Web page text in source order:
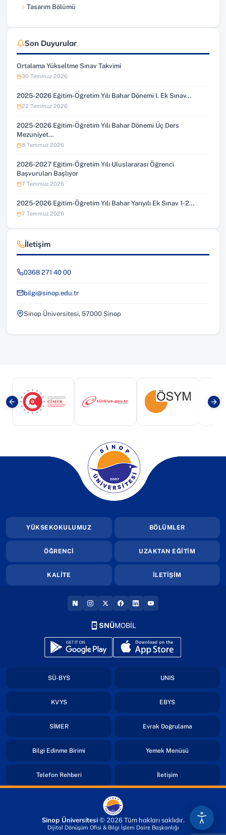
Tasarım Bölümü
Son Duyurular
Ortalama Yükseltme Sınav Takvimi
30 Temmuz 2026
2025-2026 Eğitim-Öğretim Yılı Bahar Dönemi I. Ek Sınav…
22 Temmuz 2026
2025-2026 Eğitim-Öğretim Yılı Bahar Dönemi Üç Ders
Mezuniyet…
8 Temmuz 2026
2026-2027 Eğitim-Öğretim Yılı Uluslararası Öğrenci
Başvuruları Başlıyor
7 Temmuz 2026
2025-2026 Eğitim-Öğretim Yılı Bahar Yarıyılı Ek Sınav 1-2…
7 Temmuz 2026
İletişim
0368 271 40 00
bilgi@sinop.edu.tr
Sinop Üniversitesi, 57000 Sinop
(yeni sekmede açılır)(yeni sekmede açılır)(yeni sekmede
(yeni sekmede açılır)
YÜKSEKOKULUMUZ BÖLÜMLER
ÖĞRENCİ UZAKTAN EĞİTİM
KALİTE İLETİŞİM
(YENI SEKMEDE AÇILIR)
(YENI SEKMEDE AÇILIR)
(YENI SEKMEDE AÇILIR)
(YENI SEKMEDE AÇILIR)
(YENI SEKMEDE AÇILIR)
(YENI SEKMEDE
SNÜMOBİL
(yeni sekmede açılır)(yeni sekmede açılır)
SÜ-BYS(yeni sekmede açılır) UNIS(yeni sekmede
KVYS(yeni sekmede açılır) EBYS(yeni sekmede
SİMER(yeni sekmede açılır) Evrak Doğrulama(yeni
Bilgi Edinme Birimi(yeni sekmede açılır) Yemek Menüsü(yeni
Telefon Rehberi(yeni sekmede açılır) İletişim(yeni sekmede
Sinop Üniversitesi© 2026 Tüm hakları saklıdır.
Dijital Dönüşüm Ofisi & Bilgi İşlem Daire Başkanlığı